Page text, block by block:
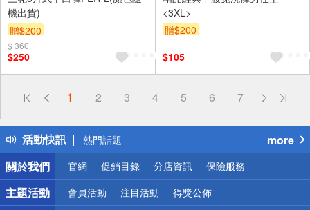
機出貨)
贈$200
$ 360
$250
<3XL>
贈$200
$105
1 2 3 4 5 6 7
活動快訊
偏遠地區配送
得獎公告
熱門話題
銀行優惠
偏遠地區配送
詐騙網頁！請小心！
more
關於我們
官網 促銷目錄 分店資訊 保險服務
主題活動 會員活動 注目活動 得獎公佈